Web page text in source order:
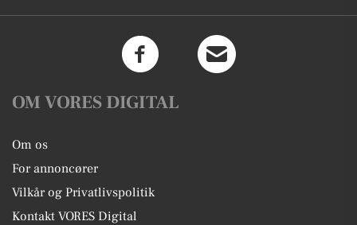
OM VORES DIGITAL
Om os
For annoncører
Vilkår og Privatlivspolitik
Kontakt VORES Digital